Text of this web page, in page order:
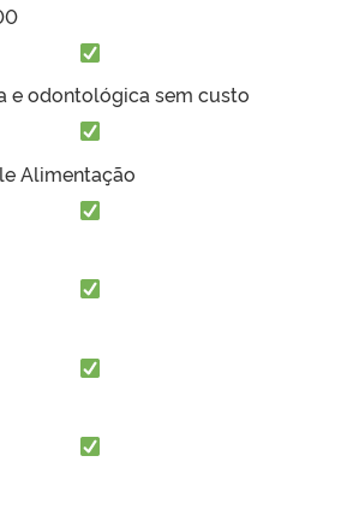
e odontológica sem custo
Alimentação